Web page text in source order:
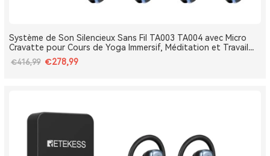
Système de Son Silencieux Sans Fil TA003 TA004 avec Micro
Cravatte pour Cours de Yoga Immersif, Méditation et Travail
Respiratoire
€416,99 €278,99